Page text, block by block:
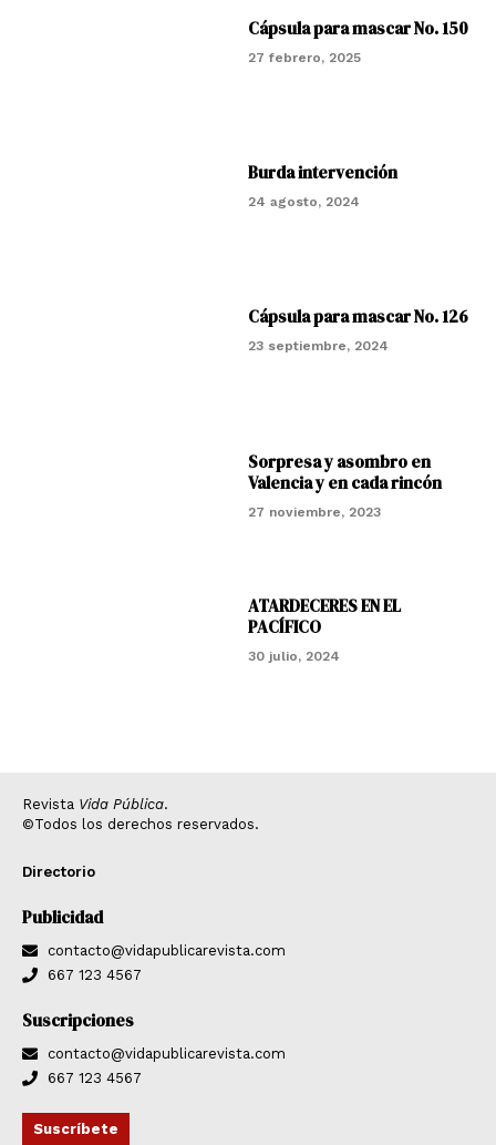
Cápsula para mascar No. 150
27 febrero, 2025
Burda intervención
24 agosto, 2024
Cápsula para mascar No. 126
23 septiembre, 2024
Sorpresa y asombro en
Valencia y en cada rincón
27 noviembre, 2023
ATARDECERES EN EL
PACÍFICO
30 julio, 2024
Revista Vida Pública.
©Todos los derechos reservados.
Directorio
Publicidad
contacto@vidapublicarevista.com
667 123 4567
Suscripciones
contacto@vidapublicarevista.com
667 123 4567
Suscríbete